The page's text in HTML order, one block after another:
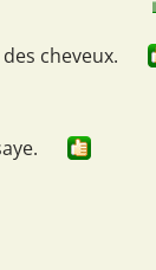
cheveux.